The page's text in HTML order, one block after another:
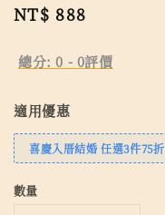
Regular
NT$ 888
總分:0 - 0評價
適用優惠
喜慶入厝結婚 任選3件75折
數量